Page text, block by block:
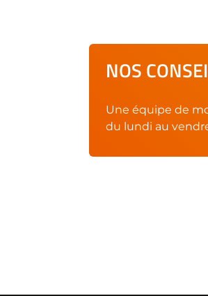
NOS
Une équipe de
du lundi au